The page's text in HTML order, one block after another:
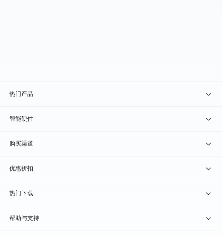
热门产品
贝锐向日葵 · 远程控制
贝锐蒲公英 · 异地组网
贝锐花生壳 · 动态域名
贝锐洋葱头 · 协作无间
智能硬件
贝锐向日葵硬件
贝锐蒲公英硬件
贝锐花生壳硬件
购买渠道
天猫旗舰店
京东旗舰店
优惠折扣
兑换码通道
教育公益折扣
热门下载
贝锐向日葵客户端
帮助与支持